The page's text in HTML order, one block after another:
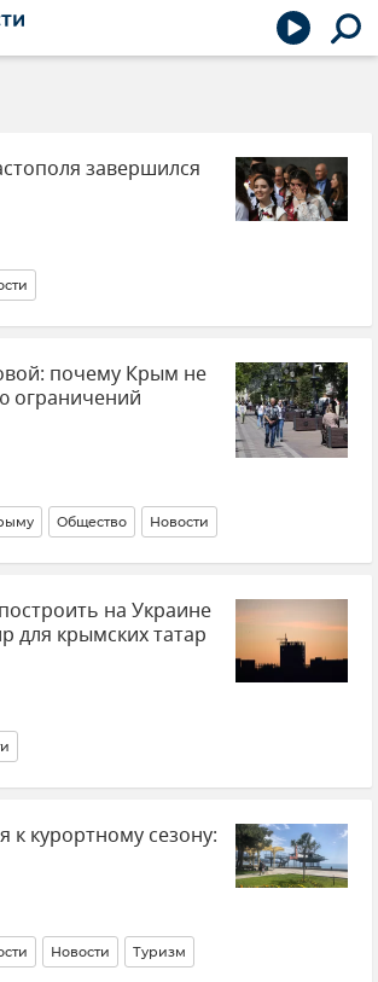
завершился
почему Крым не
ограничений
Общество Новости
на Украине
для крымских татар
к курортному сезону:
Новости Туризм